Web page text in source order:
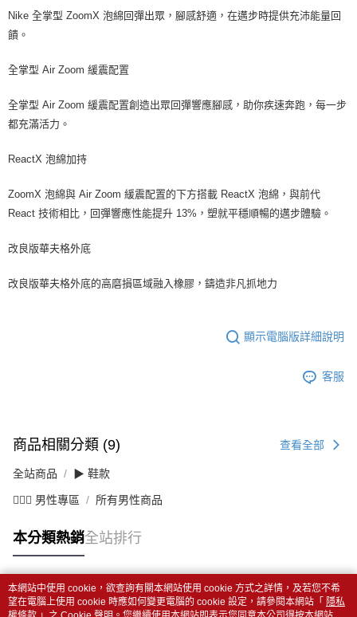
Nike 全掌型 ZoomX 泡綿回彈出眾，腳感舒適，在邁步時提供充沛能量回
饋。
全掌型 Air Zoom 緩震配置
全掌型 Air Zoom 緩震配置創造出眾回彈響應腳感，助你疾速奔跑，每一步
都充滿活力。
ReactX 泡綿加持
ZoomX 泡綿與 Air Zoom 緩震配置的下方搭載 ReactX 泡綿，與前代
React 技術相比，回彈響應性能提升 13%，塑就平穩順暢的邁步體驗。
改良版華夫格外底
改良版華夫格外底的高磨損區域融入橡膠，鑄造非凡抓地力
顯示電腦版詳細說明
客服
商品相關分類 (9) 查看全部
全站商品 ▶ 鞋款
💁🏻‍♂️ 男性專區 所有男性商品
本分類熱銷全站排行
熱門標籤
本網站中使用 cookie，欲查詢有關本網站使用 cookie 方式之詳情，及若您不希
望在電腦上使用 cookie 時應如何變更電腦的 cookie 設定，請參閱本網站「 隱私